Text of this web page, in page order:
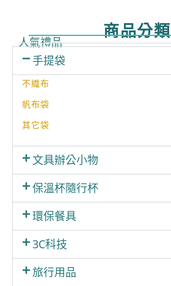
商品分類
人氣禮品
手提袋
不織布
帆布袋
其它袋
文具辦公小物
保溫杯隨行杯
環保餐具
3C科技
旅行用品